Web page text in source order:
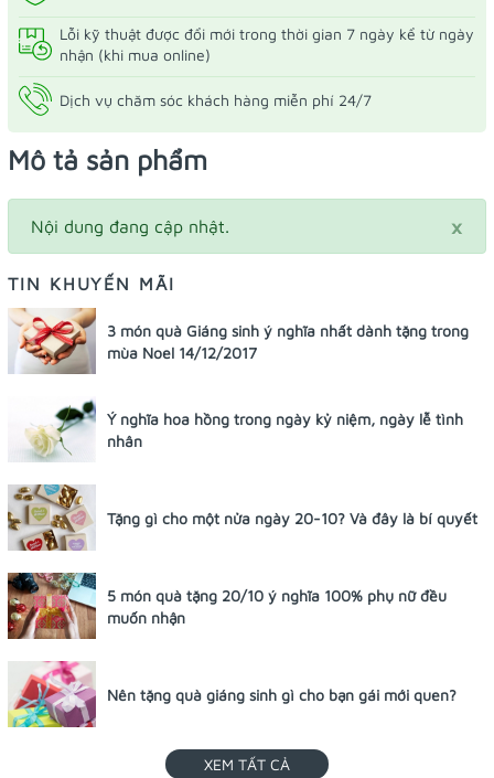
Lỗi kỹ thuật được đổi mới trong thời gian 7 ngày kể từ ngày
nhận (khi mua online)
Dịch vụ chăm sóc khách hàng miễn phí 24/7
Mô tả sản phẩm
×
Nội dung đang cập nhật.
TIN KHUYẾN MÃI
3 món quà Giáng sinh ý nghĩa nhất dành tặng trong
mùa Noel 14/12/2017
Ý nghĩa hoa hồng trong ngày kỷ niệm, ngày lễ tình
nhân
Tặng gì cho một nửa ngày 20-10? Và đây là bí quyết
5 món quà tặng 20/10 ý nghĩa 100% phụ nữ đều
muốn nhận
Nên tặng quà giáng sinh gì cho bạn gái mới quen?
XEM TẤT CẢ